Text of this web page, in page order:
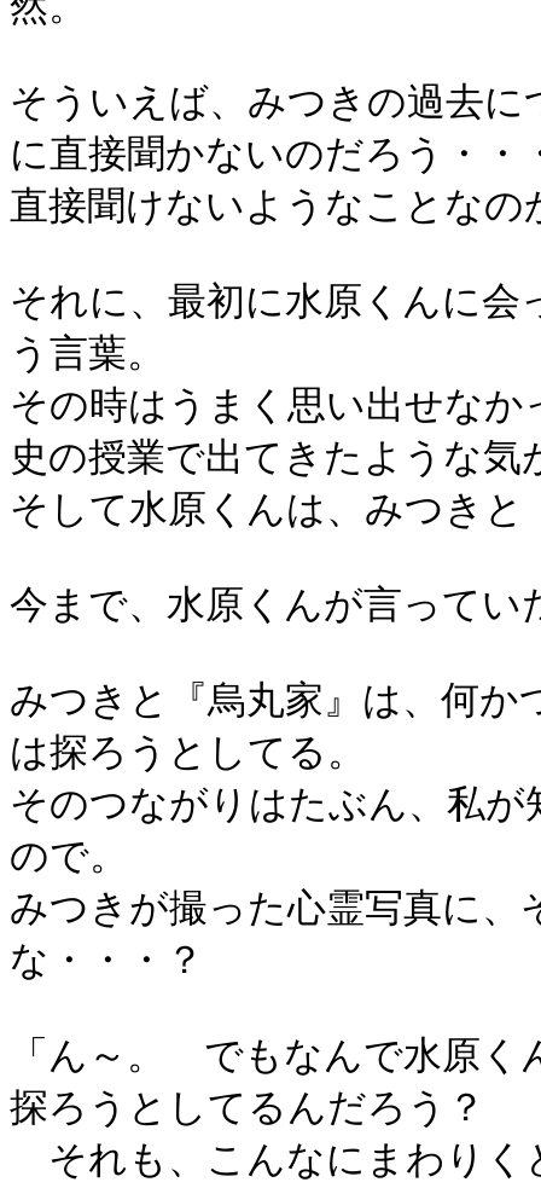
そういえば、みつきの過去
に直接聞かないのだろう・・
直接聞けないようなことなの
それに、最初に水原くんに
う言葉。
その時はうまく思い出せな
史の授業で出てきたような気
そして水原くんは、みつき
今まで、水原くんが言って
みつきと『烏丸家』は、何
は探ろうとしてる。
そのつながりはたぶん、私
ので。
みつきが撮った心霊写真に
な・・・？
「ん～。 でもなんで水原く
探ろうとしてるんだろう？
それも、こんなにまわりく